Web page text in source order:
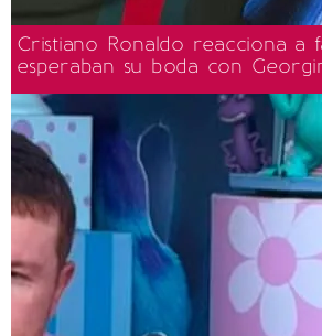
Cristiano Ronaldo reacciona a
esperaban su boda con